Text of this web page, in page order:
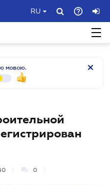
RU
мовою.
0